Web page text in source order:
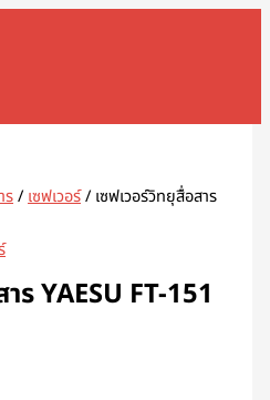
ร/เซฟเวอร์/ เซฟเวอร์วิทยุสื่อสาร
ร YAESU FT-151